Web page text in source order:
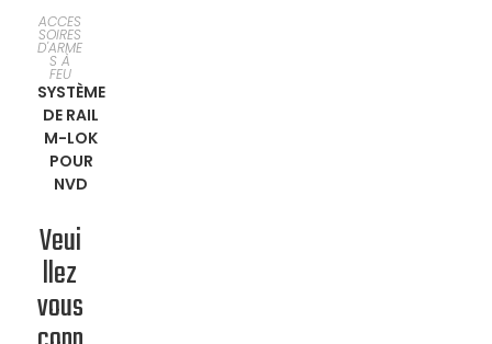
EN
SAVOIR
PLUS
ACCES
SOIRES
D'ARME
S À
FEU
SYSTÈME
DE RAIL
M-LOK
POUR
NVD
Veui
llez
vous